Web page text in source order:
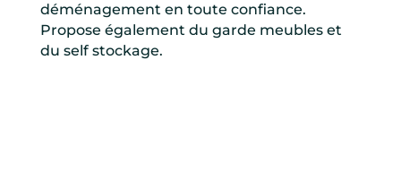
déménagement en toute confiance.
Propose également du garde meubles et
du self stockage.